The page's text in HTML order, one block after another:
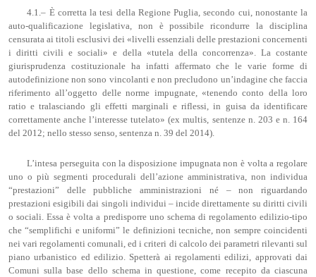
4.1.– È corretta la tesi della Regione Puglia, secondo cui, nonostante la
auto-qualificazione legislativa, non è possibile ricondurre la disciplina
censurata ai titoli esclusivi dei «livelli essenziali delle prestazioni concernenti
i diritti civili e sociali» e della «tutela della concorrenza». La costante
giurisprudenza costituzionale ha infatti affermato che le varie forme di
autodefinizione non sono vincolanti e non precludono un’indagine che faccia
riferimento all’oggetto delle norme impugnate, «tenendo conto della loro
ratio e tralasciando gli effetti marginali e riflessi, in guisa da identificare
correttamente anche l’interesse tutelato» (ex multis, sentenze n. 203 e n. 164
del 2012; nello stesso senso, sentenza n. 39 del 2014).
L’intesa perseguita con la disposizione impugnata non è volta a regolare
uno o più segmenti procedurali dell’azione amministrativa, non individua
“prestazioni” delle pubbliche amministrazioni né – non riguardando
prestazioni esigibili dai singoli individui – incide direttamente su diritti civili
o sociali. Essa è volta a predisporre uno schema di regolamento edilizio-tipo
che “semplifichi e uniformi” le definizioni tecniche, non sempre coincidenti
nei vari regolamenti comunali, ed i criteri di calcolo dei parametri rilevanti sul
piano urbanistico ed edilizio. Spetterà ai regolamenti edilizi, approvati dai
Comuni sulla base dello schema in questione, come recepito da ciascuna